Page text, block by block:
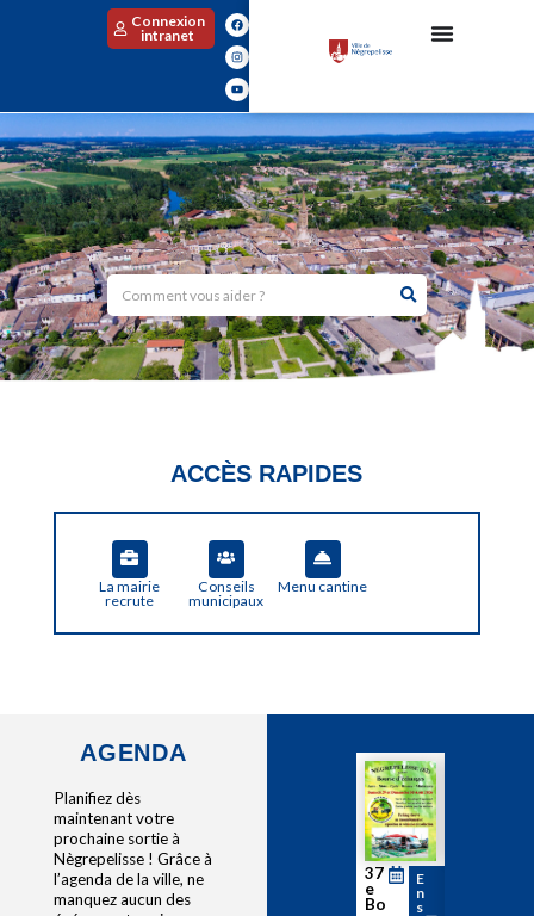
Connexion
intranet
ACCÈS RAPIDES
La mairie
recrute
Conseils
municipaux
Menu cantine
AGENDA
Planifiez dès
maintenant votre
prochaine sortie à
Nègrepelisse ! Grâce à
l’agenda de la ville, ne
manquez aucun des
37
e
Bo
S
a
m
.
E
n
s